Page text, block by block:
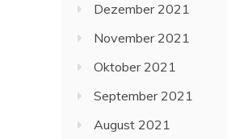
Dezember 2021
November 2021
Oktober 2021
September 2021
August 2021